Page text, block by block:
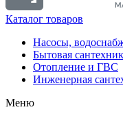
Каталог товаров
Насосы,
Бытовая
Отопление и ГВС
Инженерная
Меню